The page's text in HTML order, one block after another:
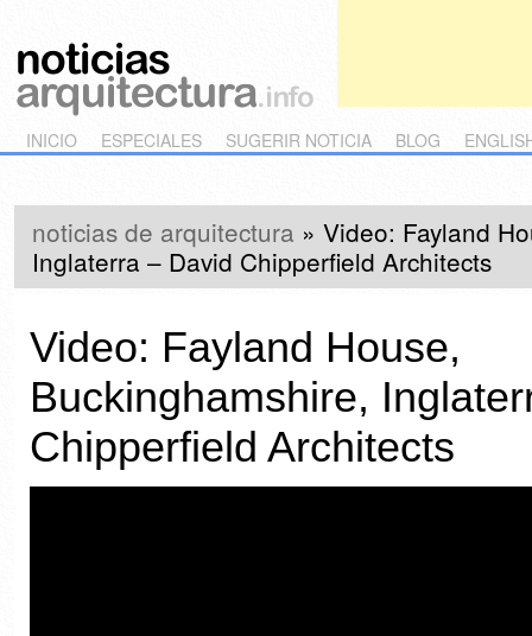
Main menu
Skip to primary content
Skip to secondary content
INICIO ESPECIALES SUGERIR NOTICIA BLOG
noticias de arquitectura » Video: Fayland
Inglaterra – David Chipperfield Architects
Video: Fayland House,
Buckinghamshire,
Chipperfield Architects